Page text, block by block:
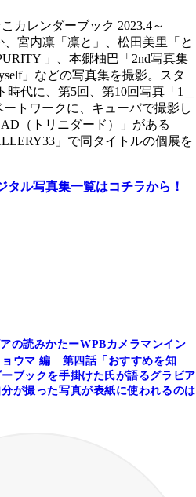
カレンダーブック 2023.4～
、宮内凛「凛と」、松田美里「と
」、本郷柚巴「2nd写真集
」などの写真集を撮影。スタ
代に、第5回、第10回写真「1＿
トワークに、キューバで撮影し
（トリニダード）」がある
」で同タイトルの個展を
ル写真集一覧はコチラから！
アの読みかたーWPBカメラマンイン
ョウマ 編 第四話「おすすめを知
ブックを手掛けた氏が語るグラビア
が撮った写真が表紙に使われるのは